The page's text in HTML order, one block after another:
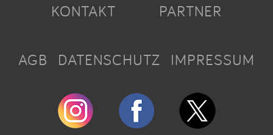
KONTAKT PARTNER
AGB DATENSCHUTZ IMPRESSUM